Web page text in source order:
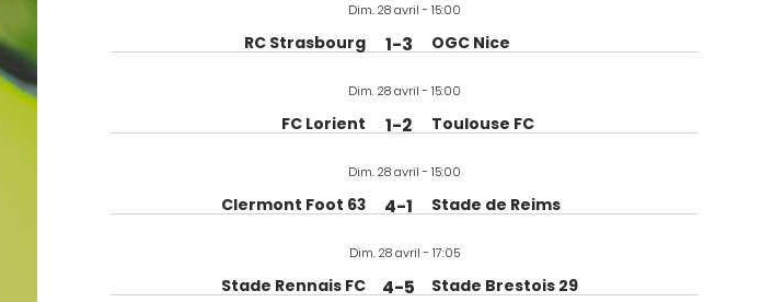
Dim. 28 avril - 15:00
RC Strasbourg 1-3 OGC Nice
Dim. 28 avril - 15:00
FC Lorient 1-2 Toulouse FC
Dim. 28 avril - 15:00
Clermont Foot 63 4-1 Stade de Reims
Dim. 28 avril - 17:05
Stade Rennais FC 4-5 Stade Brestois 29